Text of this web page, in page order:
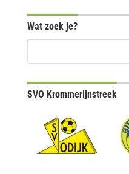
Wat zoek je?
SVO Krommerijnstreek